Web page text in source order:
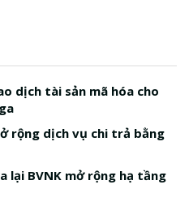
dịch tài sản mã hóa cho
rộng dịch vụ chi trả bằng
lại BVNK mở rộng hạ tầng